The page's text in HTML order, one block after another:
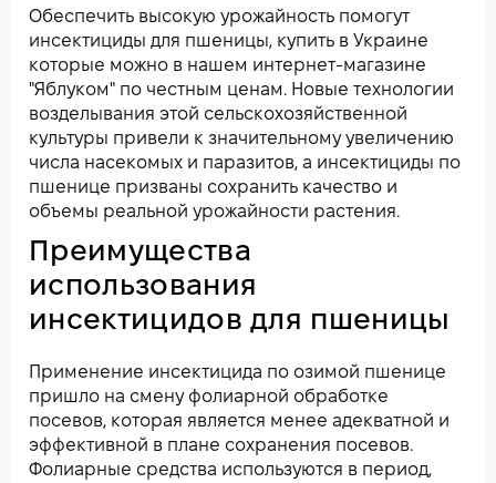
Обеспечить высокую урожайность помогут
инсектициды для пшеницы, купить в Украине
которые можно в нашем интернет-магазине
"Яблуком" по честным ценам. Новые технологии
возделывания этой сельскохозяйственной
культуры привели к значительному увеличению
числа насекомых и паразитов, а инсектициды по
пшенице призваны сохранить качество и
объемы реальной урожайности растения.
Преимущества
использования
инсектицидов для пшеницы
Применение инсектицида по озимой пшенице
пришло на смену фолиарной обработке
посевов, которая является менее адекватной и
эффективной в плане сохранения посевов.
Фолиарные средства используются в период,